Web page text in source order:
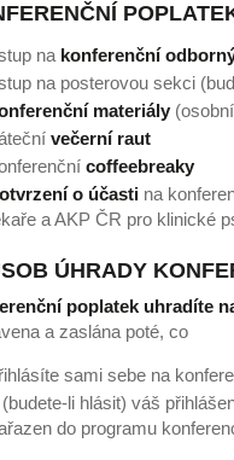
na konferenční
na posterovou sekci
materiály
večerní raut
coffeebreaky
o účasti na
a AKP ČR pro klinické
ÚHRADY
poplatek uhradíte
a zaslána poté, co
sami sebe na
li hlásit) váš
do programu